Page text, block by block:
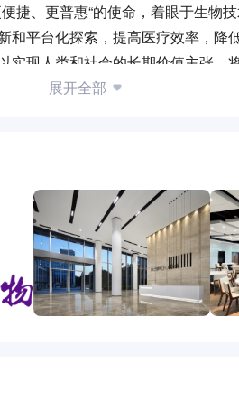
捷、更普惠“的使命，着眼于生物
和平台化探索，提高医疗效率，降
现人类和社会的长期价值主张，
展开全部